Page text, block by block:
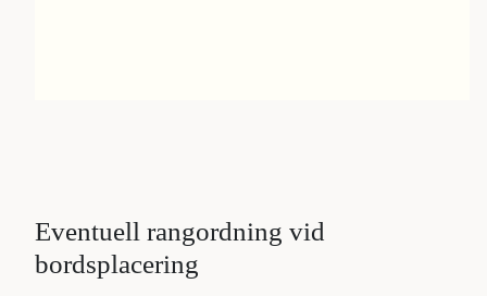
Eventuell rangordning vid
bordsplacering